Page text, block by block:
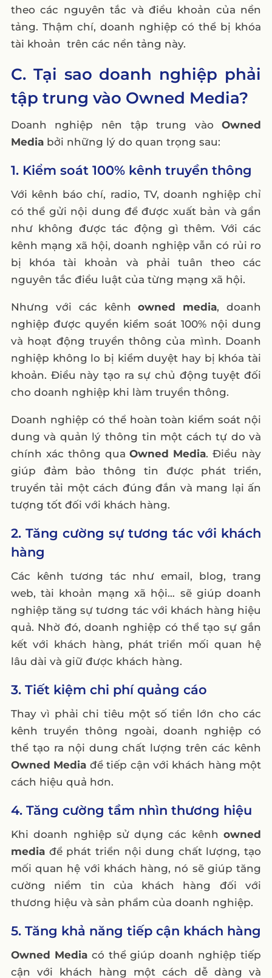
theo các nguyên tắc và điều khoản của nền
tảng. Thậm chí, doanh nghiệp có thể bị khóa
tài khoản trên các nền tảng này.
C. Tại sao doanh nghiệp phải
tập trung vào Owned Media?
Doanh nghiệp nên tập trung vàoOwned
Mediabởi những lý do quan trọng sau:
1. Kiểm soát 100% kênh truyền thông
Với kênh báo chí, radio, TV, doanh nghiệp chỉ
có thể gửi nội dung để được xuất bản và gần
như không được tác động gì thêm. Với các
kênh mạng xã hội, doanh nghiệp vẫn có rủi ro
bị khóa tài khoản và phải tuân theo các
nguyên tắc điều luật của từng mạng xã hội.
Nhưng với các kênhowned media, doanh
nghiệp được quyền kiểm soát 100% nội dung
và hoạt động truyền thông của mình. Doanh
nghiệp không lo bị kiểm duyệt hay bị khóa tài
khoản. Điều này tạo ra sự chủ động tuyệt đối
cho doanh nghiệp khi làm truyền thông.
Doanh nghiệp có thể hoàn toàn kiểm soát nội
dung và quản lý thông tin một cách tự do và
chính xác thông quaOwned Media. Điều này
giúp đảm bảo thông tin được phát triển,
truyền tải một cách đúng đắn và mang lại ấn
tượng tốt đối với khách hàng.
2. Tăng cường sự tương tác với khách
hàng
Các kênh tương tác như email, blog, trang
web, tài khoản mạng xã hội… sẽ giúp doanh
nghiệp tăng sự tương tác với khách hàng hiệu
quả. Nhờ đó, doanh nghiệp có thể tạo sự gắn
kết với khách hàng, phát triển mối quan hệ
lâu dài và giữ được khách hàng.
3. Tiết kiệm chi phí quảng cáo
Thay vì phải chi tiêu một số tiền lớn cho các
kênh truyền thông ngoài, doanh nghiệp có
thể tạo ra nội dung chất lượng trên các kênh
Owned Media để tiếp cận với khách hàng một
cách hiệu quả hơn.
4. Tăng cường tầm nhìn thương hiệu
Khi doanh nghiệp sử dụng các kênh owned
mediađể phát triển nội dung chất lượng, tạo
mối quan hệ với khách hàng, nó sẽ giúp tăng
cường niềm tin của khách hàng đối với
thương hiệu và sản phẩm của doanh nghiệp.
5. Tăng khả năng tiếp cận khách hàng
Owned Mediacó thể giúp doanh nghiệp tiếp
cận với khách hàng một cách dễ dàng và